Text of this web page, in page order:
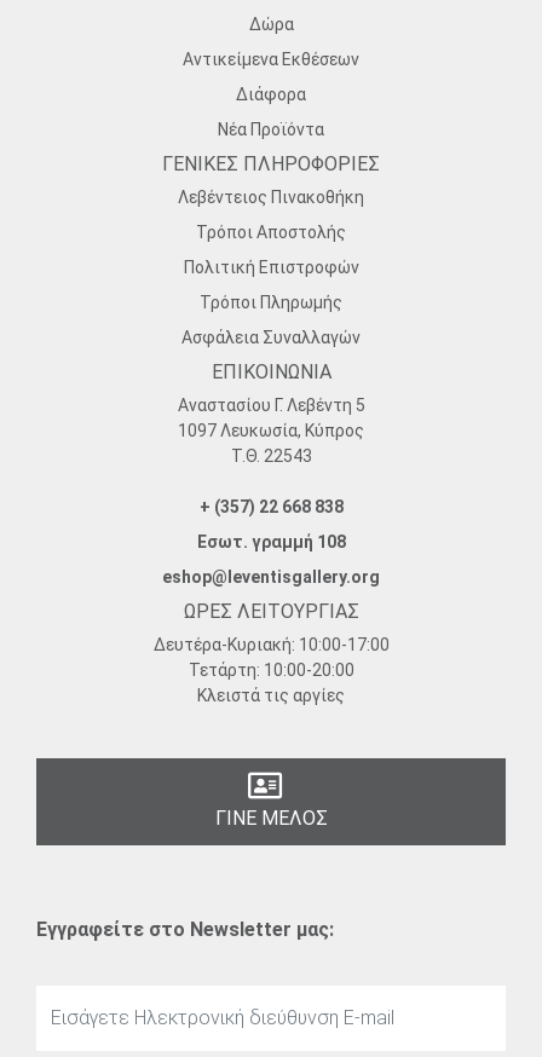
Δώρα
Αντικείμενα Εκθέσεων
Διάφορα
Νέα Προϊόντα
ΓΕΝΙΚΕΣ ΠΛΗΡΟΦΟΡΙΕΣ
Λεβέντειος Πινακοθήκη
Τρόποι Αποστολής
Πολιτική Επιστροφών
Τρόποι Πληρωμής
Ασφάλεια Συναλλαγών
ΕΠΙΚΟΙΝΩΝΙΑ
Αναστασίου Γ. Λεβέντη 5
1097 Λευκωσία, Κύπρος
Τ.Θ. 22543
+ (357) 22 668 838
Εσωτ. γραμμή 108
eshop@leventisgallery.org
ΩΡΕΣ ΛΕΙΤΟΥΡΓΙΑΣ
Δευτέρα-Κυριακή: 10:00-17:00
Τετάρτη: 10:00-20:00
Κλειστά τις αργίες
ΓΙΝΕ ΜΕΛΟΣ
Εγγραφείτε στο Newsletter μας: